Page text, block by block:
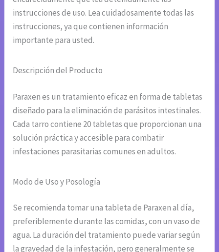
instrucciones de uso. Lea cuidadosamente todas las
instrucciones, ya que contienen información
importante para usted.
Descripción del Producto
Paraxen es un tratamiento eficaz en forma de tabletas
diseñado para la eliminación de parásitos intestinales.
Cada tarro contiene 20 tabletas que proporcionan una
solución práctica y accesible para combatir
infestaciones parasitarias comunes en adultos.
Modo de Uso y Posología
Se recomienda tomar una tableta de Paraxen al día,
preferiblemente durante las comidas, con un vaso de
agua. La duración del tratamiento puede variar según
la gravedad de la infestación, pero generalmente se